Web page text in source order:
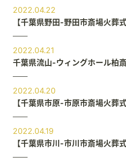
2022.04.22
【千葉県野田-野田市斎場火葬式
2022.04.21
千葉県流山-ウィングホール柏
2022.04.20
【千葉県市原-市原市斎場火葬式
2022.04.19
【千葉県市川-市川市斎場火葬式